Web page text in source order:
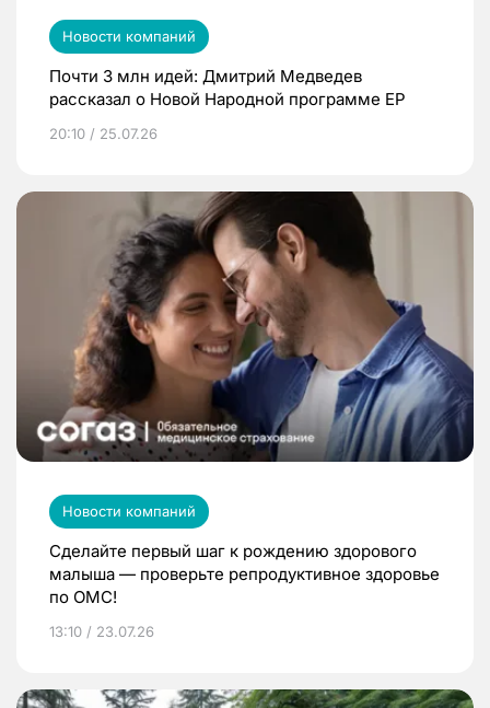
Новости компаний
Почти 3 млн идей: Дмитрий Медведев
рассказал о Новой Народной программе ЕР
20:10 / 25.07.26
Новости компаний
Сделайте первый шаг к рождению здорового
малыша — проверьте репродуктивное здоровье
по ОМС!
13:10 / 23.07.26